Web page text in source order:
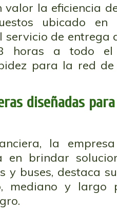
valor la eficiencia
ubicado en
servicio de entrega
a todo el
para la red de
diseñadas
la
en brindar
y buses, destaca
mediano y largo